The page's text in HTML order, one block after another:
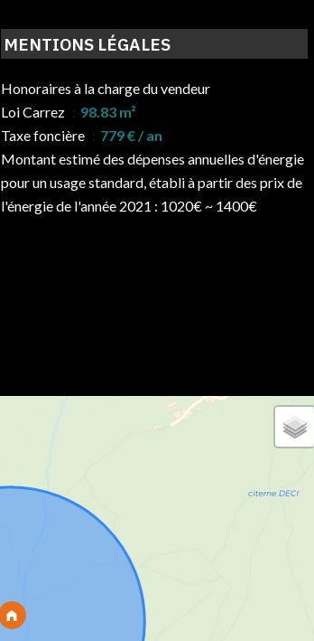
MENTIONS LÉGALES
Honoraires à la charge du vendeur
Loi Carrez
98.83 m²
Taxe foncière
779 € / an
Montant estimé des dépenses annuelles d'énergie
pour un usage standard, établi à partir des prix de
l'énergie de l'année 2021 : 1020€ ~ 1400€